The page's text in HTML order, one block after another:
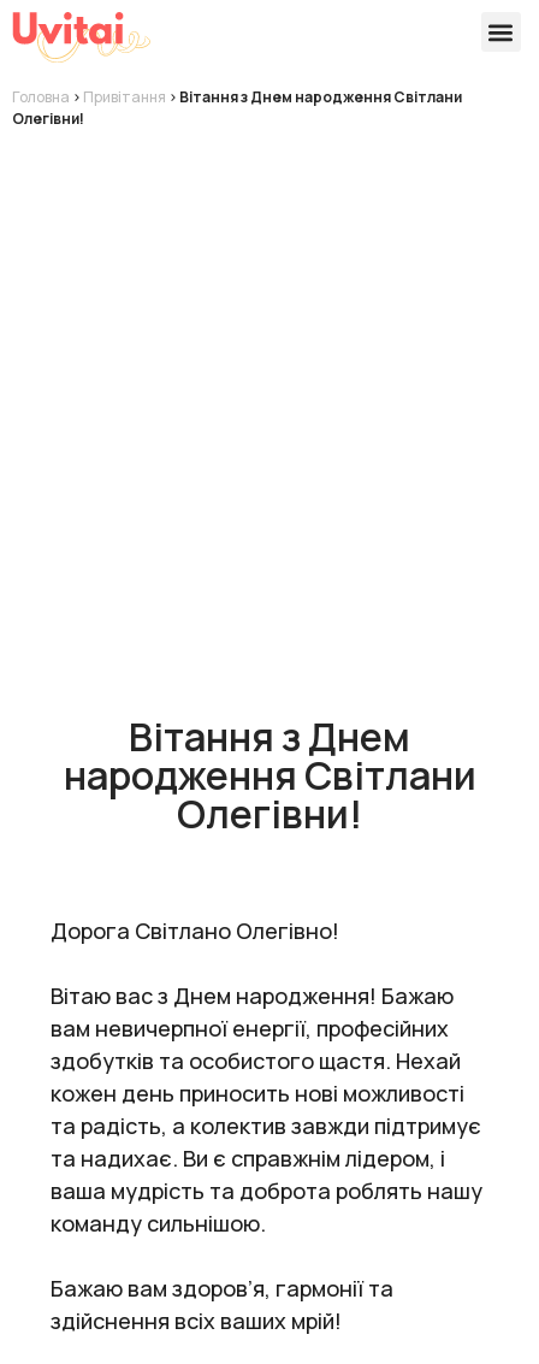
Головна > Привітання > Вітання з Днем народження Світлани
Олегівни!
Вітання з Днем
народження Світлани
Олегівни!
Дорога Світлано Олегівно!
Вітаю вас з Днем народження! Бажаю
вам невичерпної енергії, професійних
здобутків та особистого щастя. Нехай
кожен день приносить нові можливості
та радість, а колектив завжди підтримує
та надихає. Ви є справжнім лідером, і
ваша мудрість та доброта роблять нашу
команду сильнішою.
Бажаю вам здоров’я, гармонії та
здійснення всіх ваших мрій!